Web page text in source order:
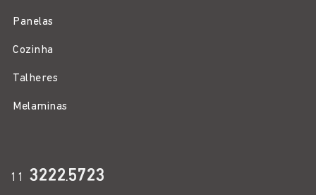
Panelas
Cozinha
Talheres
Melaminas
11 3222.5723